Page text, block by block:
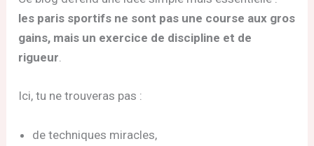
les paris sportifs ne sont pas une course aux gros
gains, mais un exercice de discipline et de
rigueur.
Ici, tu ne trouveras pas :
de techniques miracles,